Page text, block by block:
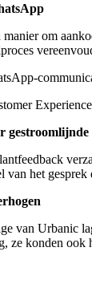
om
van het
van Urbanic
ze konden ook